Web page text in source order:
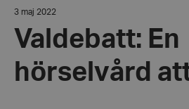
Datum:
maj
2022
3 maj 2022
Valdebatt: En
hörselvård